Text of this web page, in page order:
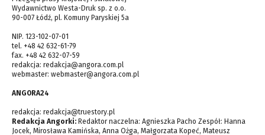
Wydawnictwo Westa-Druk sp. z o.o.
90-007 Łódź, pl. Komuny Paryskiej 5a
NIP. 123-102-07-01
tel. +48 42 632-61-79
fax. +48 42 632-07-59
redakcja: redakcja@angora.com.pl
webmaster: webmaster@angora.com.pl
ANGORA24
redakcja: redakcja@truestory.pl
Redakcja Angorki: Redaktor naczelna: Agnieszka Pacho Zespół: Hanna
Jocek, Mirosława Kamińska, Anna Ożga, Małgorzata Kopeć, Mateusz